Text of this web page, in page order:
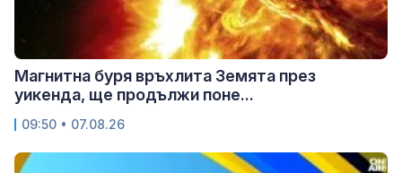
Магнитна буря връхлита Земята през
уикенда, ще продължи поне...
09:50 • 07.08.26